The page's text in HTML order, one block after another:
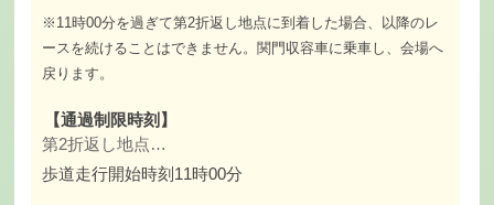
※11時00分を過ぎて第2折返し地点に到着した場合、以降のレ
ースを続けることはできません。関門収容車に乗車し、会場へ
戻ります。
【通過制限時刻】
第2折返し地点…
歩道走行開始時刻11時00分